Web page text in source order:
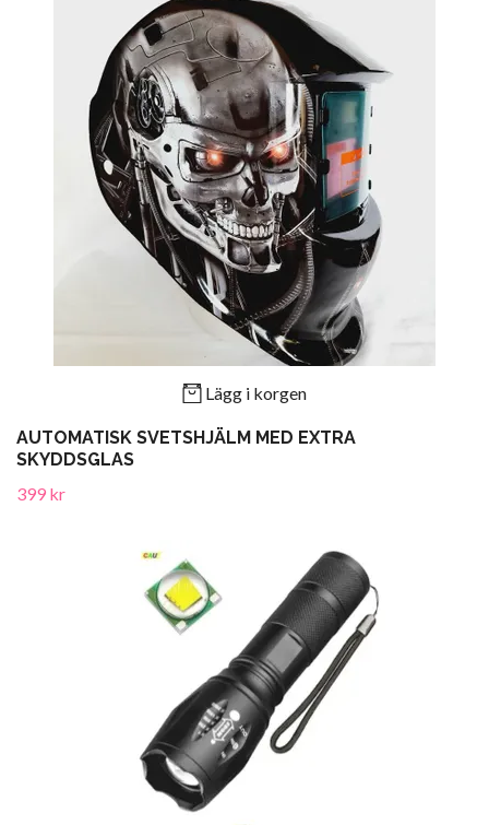
Lägg i korgen
AUTOMATISK SVETSHJÄLM MED EXTRA
SKYDDSGLAS
399 kr